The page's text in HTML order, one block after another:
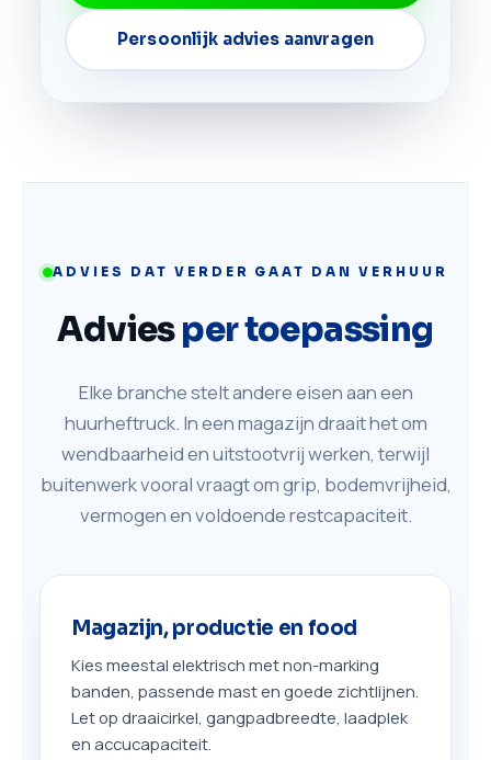
Persoonlijk advies aanvragen
ADVIES DAT VERDER GAAT DAN VERHUUR
Adviesper toepassing
Elke branche stelt andere eisen aan een
huurheftruck. In een magazijn draait het om
wendbaarheid en uitstootvrij werken, terwijl
buitenwerk vooral vraagt om grip, bodemvrijheid,
vermogen en voldoende restcapaciteit.
Magazijn, productie en food
Kies meestal elektrisch met non-marking
banden, passende mast en goede zichtlijnen.
Let op draaicirkel, gangpadbreedte, laadplek
en accucapaciteit.